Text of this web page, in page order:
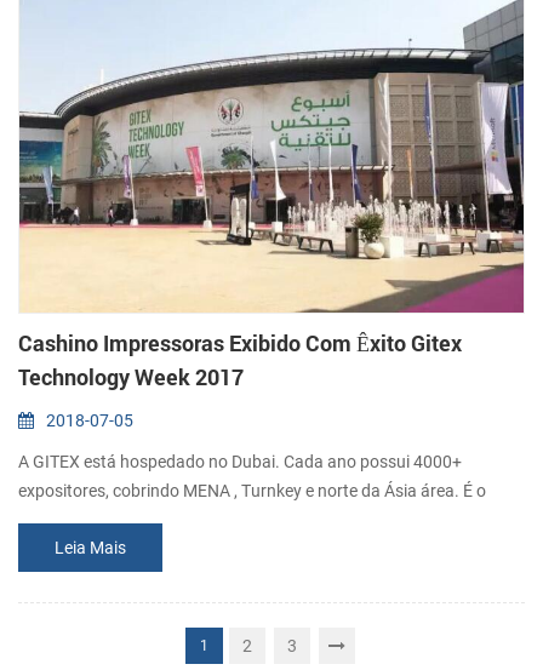
Cashino Impressoras Exibido Com Êxito Gitex
Technology Week 2017
2018-07-05
A GITEX está hospedado no Dubai. Cada ano possui 4000+
expositores, cobrindo MENA , Turnkey e norte da Ásia área. É o
mundo das Top 3 digital & eventos de tecnologia. 150000+ os
profissionais de TI a partir de 144 países participam do evento,
incluindo CXOs, ISV, TIC jogadores, autoridade de terceiros,
analistas e meios de comunicação. Com o exellent de qualidade e
avanço do produto, Xiamen Ca...
Leia Mais
1 2 3